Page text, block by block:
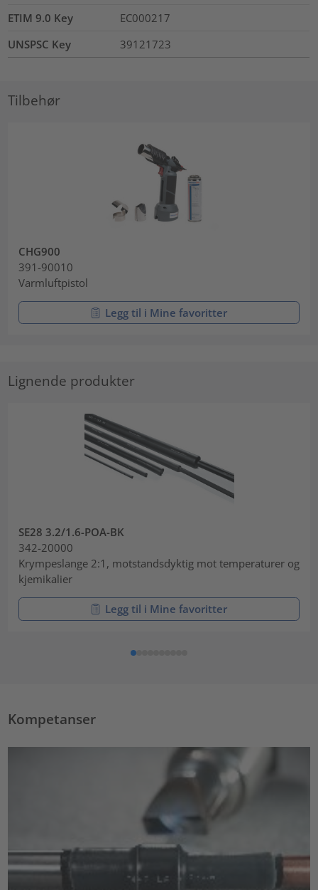
ETIM 9.0 Key
EC000217
UNSPSC Key
39121723
Tilbehør
CHG900
391-90010
Varmluftpistol
Legg til i Mine favoritter
Lignende produkter
SE28 3.2/1.6-POA-BK
342-20000
Krympeslange 2:1, motstandsdyktig mot temperaturer og
kjemikalier
Legg til i Mine favoritter
Kompetanser